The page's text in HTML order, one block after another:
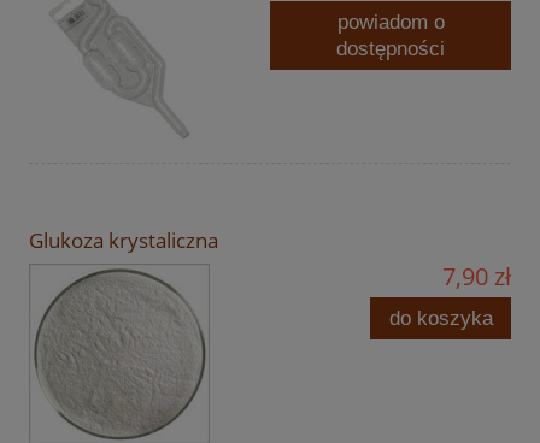
powiadom o
dostępności
Glukoza krystaliczna
7,90 zł
do koszyka